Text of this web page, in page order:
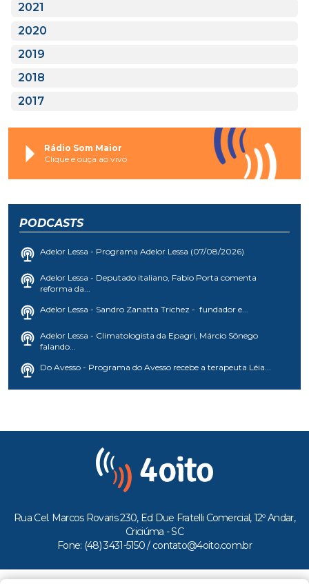
2021
2020
2019
2018
2017
Rádio Som Maior
Clique e ouça ao vivo
PODCASTS
Adelor Lessa - Programa Adelor Lessa (07/08/2026)
Adelor Lessa - Deputado italiano, Fabio Porta comenta
reforma da...
Adelor Lessa - Sandro Zanatta Trichez - fundador e...
Adelor Lessa - Climatologista da Epagri, Márcio Sônego
falando...
Do Avesso - Programa do Avesso recebe a terapeuta Léia...
Rua Cel. Marcos Rovaris 230, Ed Due Fratelli Comercial, 12º Andar,
Criciúma - SC
Fone: (48) 3431-5150 / contato@4oito.com.br